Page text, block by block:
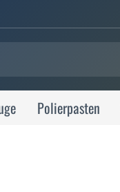
Polierpasten